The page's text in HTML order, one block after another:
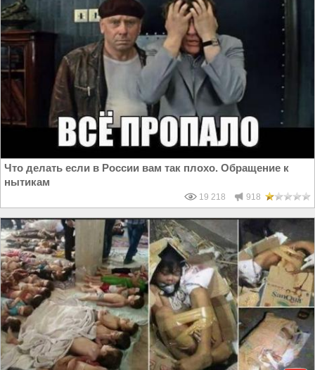
Что делать если в России вам так плохо. Обращение к
нытикам
19 218 918